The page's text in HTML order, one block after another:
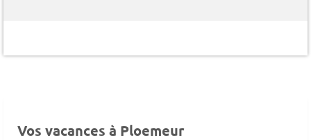
Vos vacances à Ploemeur